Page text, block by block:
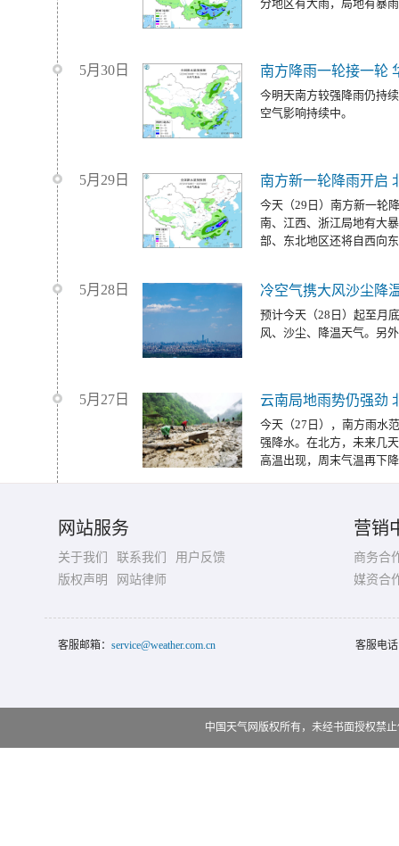
分地区有大雨，局地有暴
5月30日 南方降雨一轮接一轮
今明天南方较强降雨仍持
空气影响持续中。
5月29日 南方新一轮降雨开启
今天（29日）南方新一轮
南、江西、浙江局地有大
部、东北地区还将自西向
5月28日 冷空气携大风沙尘降
预计今天（28日）起至月
风、沙尘、降温天气。另
5月27日 云南局地雨势仍强劲
今天（27日），南方雨水
强降水。在北方，未来几
高温出现，周末气温再下
网站服务
关于我们 联系我们
用户反馈
版权声明
网站律师
营销
商务合
媒资合
客服邮箱： service@weather.com.cn 客服电
中国天气网版权所有，未经书面授权